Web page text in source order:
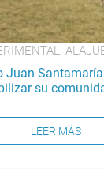
Juan
su
LEER MÁS